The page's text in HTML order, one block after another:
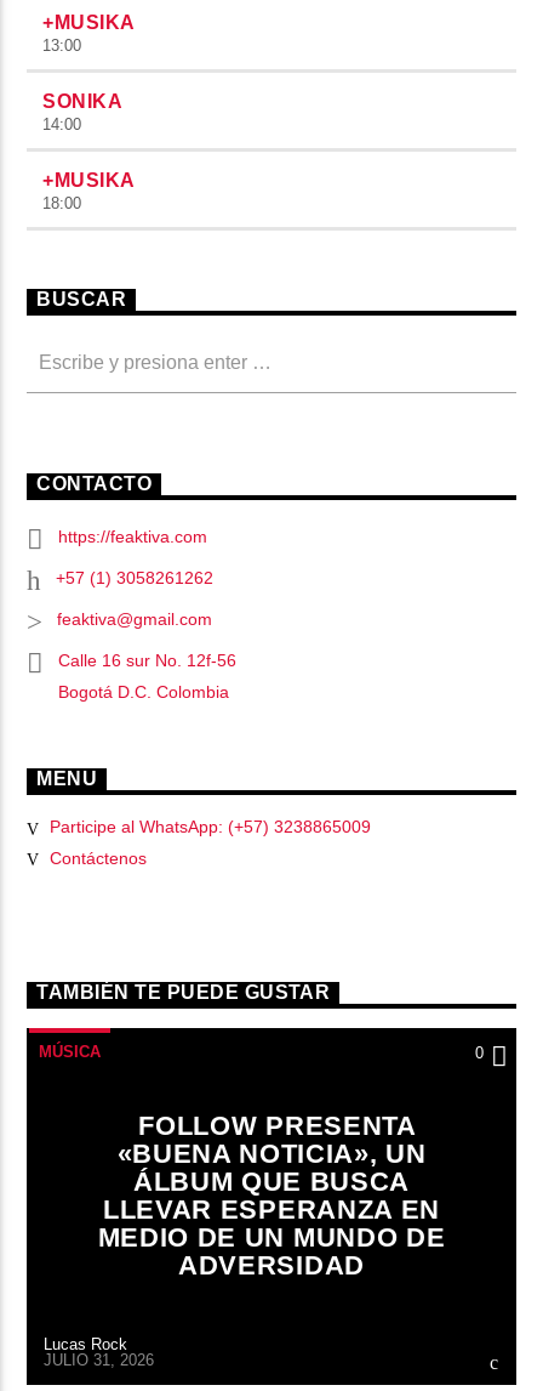
+MUSIKA
13:00
SONIKA
14:00
+MUSIKA
18:00
BUSCAR
CONTACTO
https://feaktiva.com
+57 (1) 3058261262
feaktiva@gmail.com
Calle 16 sur No. 12f-56
Bogotá D.C. Colombia
MENU
Participe al WhatsApp: (+57) 3238865009
Contáctenos
TAMBIÉN TE PUEDE GUSTAR
MÚSICA 0
FOLLOW PRESENTA
«BUENA NOTICIA», UN
ÁLBUM QUE BUSCA
LLEVAR ESPERANZA EN
MEDIO DE UN MUNDO DE
ADVERSIDAD
Lucas Rock
JULIO 31, 2026